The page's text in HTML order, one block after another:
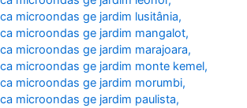
microondas ge jardim lusitânia,
microondas ge jardim mangalot,
microondas ge jardim marajoara,
microondas ge jardim monte kemel,
microondas ge jardim morumbi,
microondas ge jardim paulista,